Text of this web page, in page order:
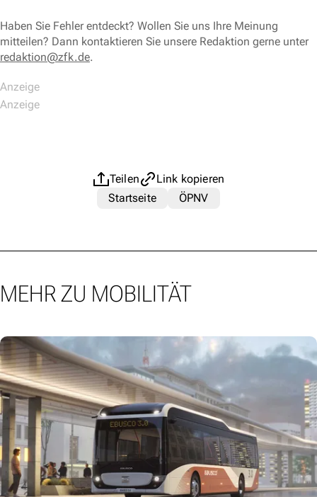
Haben Sie Fehler entdeckt? Wollen Sie uns Ihre Meinung
mitteilen? Dann kontaktieren Sie unsere Redaktion gerne unter
redaktion@zfk.de.
Teilen
Link kopieren
Startseite
ÖPNV
MEHR ZU MOBILITÄT